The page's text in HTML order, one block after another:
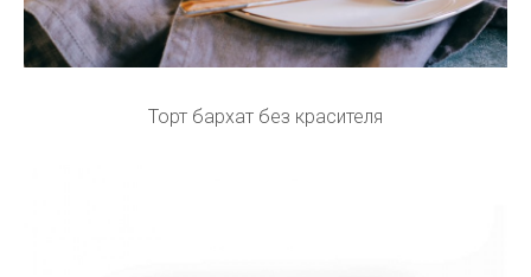
Торт бархат без красителя